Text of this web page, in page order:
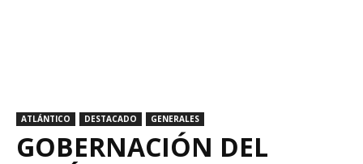
ATLÁNTICO DESTACADO GENERALES
GOBERNACIÓN DEL